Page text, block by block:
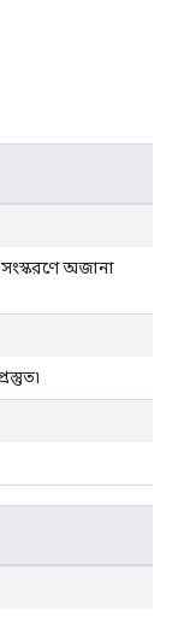
সংস্করণে অজানা